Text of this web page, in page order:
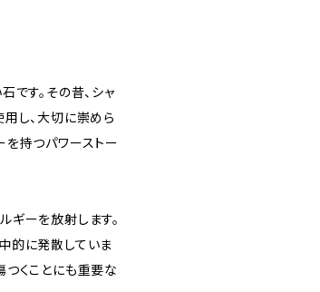
です。その昔、シャ
し、大切に崇めら
を持つパワーストー
ギーを放射します。
的に発散していま
つくことにも重要な